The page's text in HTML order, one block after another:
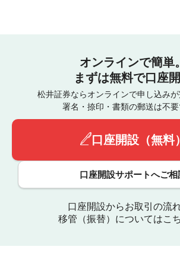
オンラインで簡単。
まずは無料で口座
松井証券ならオンラインで申し込みが
署名・捺印・書類の郵送は不要
口座開設（無料）
口座開設サポートへご相
口座開設からお取引の流
移管（振替）についてはこ